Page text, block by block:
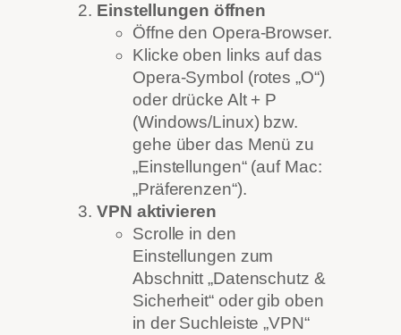
Einstellungen öffnen
Öffne den Opera-Browser.
Klicke oben links auf das
Opera-Symbol (rotes „O“)
oder drücke Alt + P
(Windows/Linux) bzw.
gehe über das Menü zu
„Einstellungen“ (auf Mac:
„Präferenzen“).
VPN aktivieren
Scrolle in den
Einstellungen zum
Abschnitt „Datenschutz &
Sicherheit“ oder gib oben
in der Suchleiste „VPN“